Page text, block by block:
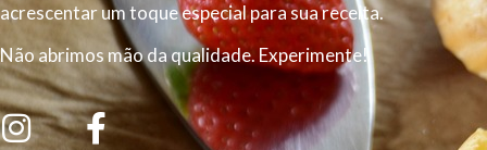
acrescentar um toque especial para sua receita.
Não abrimos mão da qualidade. Experimente!